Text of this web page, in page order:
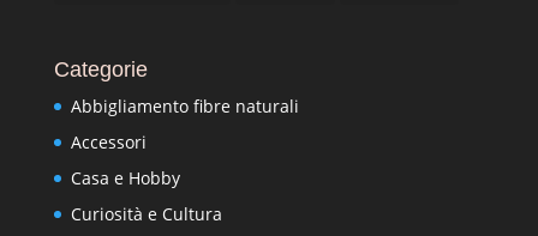
Categorie
Abbigliamento fibre naturali
Accessori
Casa e Hobby
Curiosità e Cultura